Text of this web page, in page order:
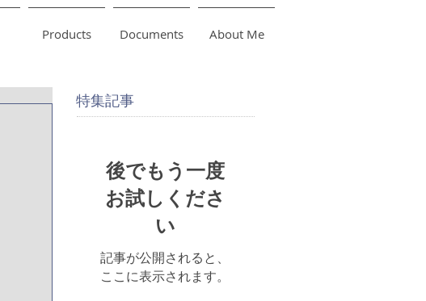
Products Documents About Me
特集記事
後でもう一度
お試しくださ
い
記事が公開されると、
ここに表示されます。